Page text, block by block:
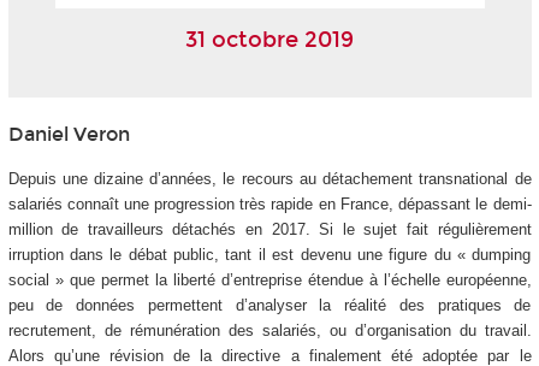
31 octobre 2019
Daniel Veron
Depuis une dizaine d’années, le recours au détachement transnational de
salariés connaît une progression très rapide en France, dépassant le demi-
million de travailleurs détachés en 2017. Si le sujet fait régulièrement
irruption dans le débat public, tant il est devenu une figure du « dumping
social » que permet la liberté d’entreprise étendue à l’échelle européenne,
peu de données permettent d’analyser la réalité des pratiques de
recrutement, de rémunération des salariés, ou d’organisation du travail.
Alors qu’une révision de la directive a finalement été adoptée par le